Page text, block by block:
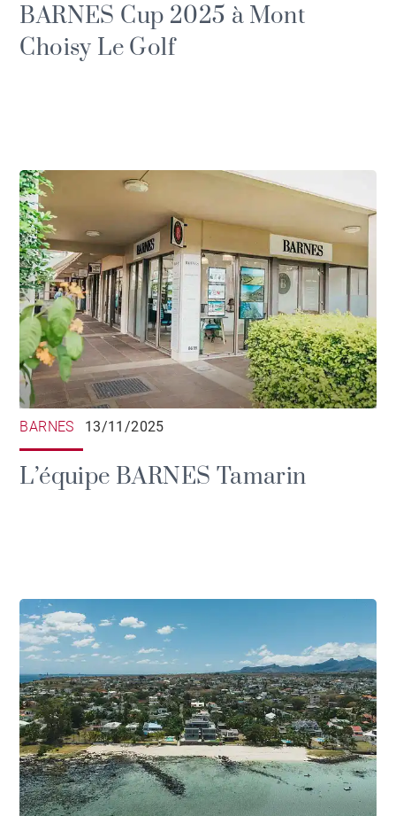
BARNES Cup 2025 à Mont
Choisy Le Golf
BARNES 13/11/2025
L’équipe BARNES Tamarin